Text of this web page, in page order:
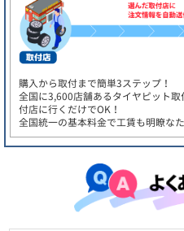
購入から取付まで簡単3ステップ！
全国に3,600店舗あるタイヤピット
付店に行くだけでOK！
全国統一の基本料金で工賃も明瞭な